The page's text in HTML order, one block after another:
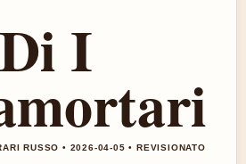
I
RUSSO • 2026-04-05 • REVISIONATO